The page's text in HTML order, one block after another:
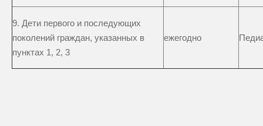
9. Дети первого и последующих
поколений граждан, указанных в
пунктах 1, 2, 3
ежегодно